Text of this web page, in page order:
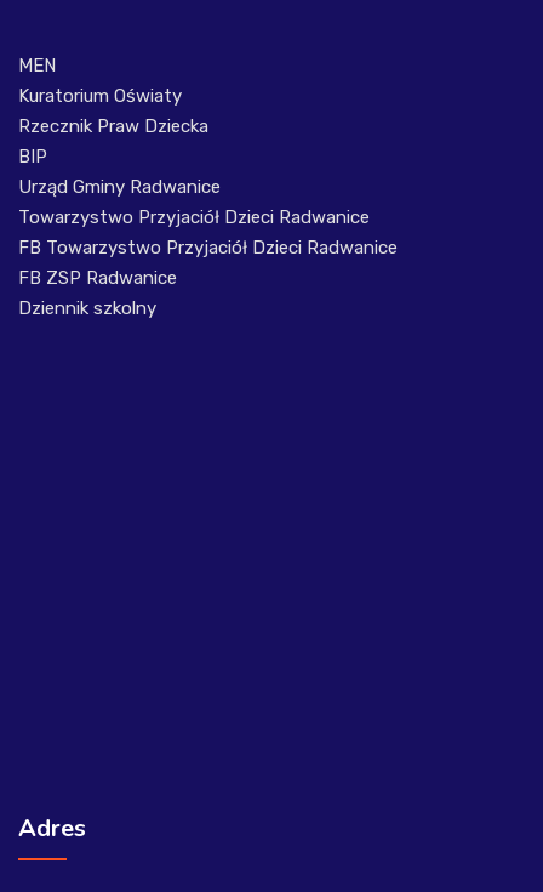
MEN
Kuratorium Oświaty
Rzecznik Praw Dziecka
BIP
Urząd Gminy Radwanice
Towarzystwo Przyjaciół Dzieci Radwanice
FB Towarzystwo Przyjaciół Dzieci Radwanice
FB ZSP Radwanice
Dziennik szkolny
Adres